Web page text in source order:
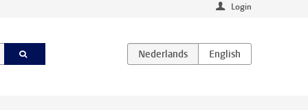
Login